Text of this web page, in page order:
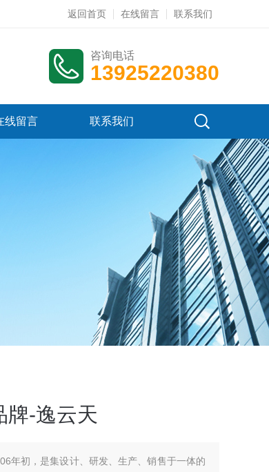
返回首页 在线留言 联系我们
咨询电话
13925220380
线留言 联系我们
牌-逸云天
年初，是集设计、研发、生产、销售于一体的